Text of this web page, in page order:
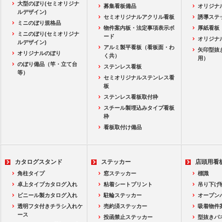
大型のぼり(セミオリジナ
ルデザイン)
ミニのぼり規格品
ミニのぼり(セミオリジナ
ルデザイン)
オリジナルのぼり
のぼり備品（竿・立て台
等）
募集看板備品
セミオリジナルアクリル看板
物件案内板・法定事項表示ボ
ード
アルミ製平看板（看板面・わ
く共）
ステンレス看板
セミオリジナルステンレス看
板
ステンレス看板取付枠
スチール製埋込みタイプ看板
枠
看板取付け備品
オリジナ
誘導ステ
厚紙看板
オリジナ
矢印型抜
用）
カタログスタンド
角柱タイプ
卓上タイプカタログ入れ
ビニール製カタログ入れ
透明フタ付きチラシ入れケ
ース
ステッカー
窓ステッカー
粘着シートプリント
駐輪ステッカー
売約済ステッカー
投函禁止ステッカー
店頭用看
標識
吊り下げ
オープン
吸着物件
型抜きパ